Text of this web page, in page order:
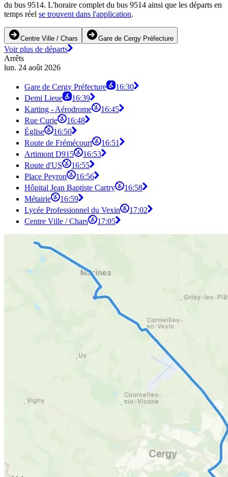
du bus 9514. L'horaire complet du bus 9514 ainsi que les départs en
temps réel se trouvent dans l'application.
Centre Ville / Chars Gare de Cergy Préfecture
Voir plus de départs
Arrêts
lun. 24 août 2026
Gare de Cergy Préfecture
16:30
Demi Lieue
16:39
Karting - Aérodrome
16:45
Rue Curie
16:48
Église
16:50
Route de Frémécourt
16:51
Artimont D915
16:53
Route d'US
16:55
Place Peyron
16:56
Hôpital Jean Baptiste Cartry
16:58
Métairie
16:59
Lycée Professionnel du Vexin
17:02
Centre Ville / Chars
17:05